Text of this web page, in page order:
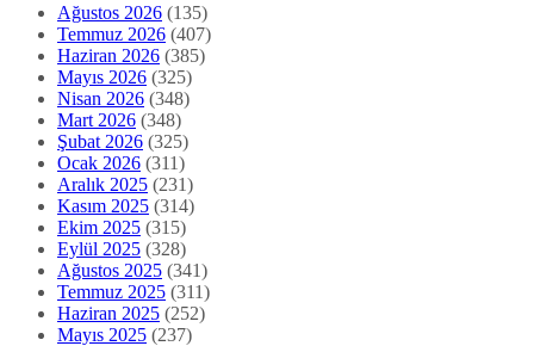
Ağustos 2026 (135)
Temmuz 2026 (407)
Haziran 2026 (385)
Mayıs 2026 (325)
Nisan 2026 (348)
Mart 2026 (348)
Şubat 2026 (325)
Ocak 2026 (311)
Aralık 2025 (231)
Kasım 2025 (314)
Ekim 2025 (315)
Eylül 2025 (328)
Ağustos 2025 (341)
Temmuz 2025 (311)
Haziran 2025 (252)
Mayıs 2025 (237)